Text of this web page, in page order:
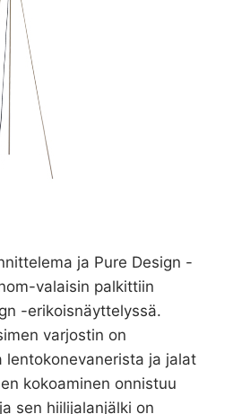
ja Pure Design -
valaisin palkittiin
-erikoisnäyttelyssä.
varjostin on
ja jalat
kokoaminen onnistuu
sen hiilijalanjälki on